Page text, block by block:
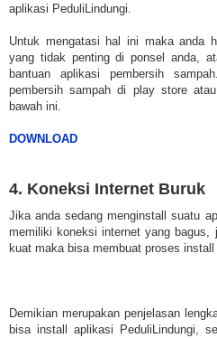
aplikasi PeduliLindungi.
Untuk mengatasi hal ini maka anda
yang tidak penting di ponsel anda,
bantuan aplikasi pembersih
pembersih sampah di play store
bawah ini.
DOWNLOAD
4. Koneksi Internet Buruk
Jika anda sedang menginstall suatu
memiliki koneksi internet yang
kuat maka bisa membuat proses
Demikian merupakan penjelasan
bisa install aplikasi PeduliLindungi,